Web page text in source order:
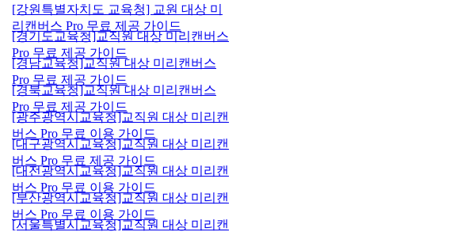
[강원특별자치도 교육청] 교원 대상 미
리캔버스 Pro 무료 제공 가이드
[경기도교육청]교직원 대상 미리캔버스
Pro 무료 제공 가이드
[경남교육청]교직원 대상 미리캔버스
Pro 무료 제공 가이드
[경북교육청]교직원 대상 미리캔버스
Pro 무료 제공 가이드
[광주광역시교육청]교직원 대상 미리캔
버스 Pro 무료 이용 가이드
[대구광역시교육청]교직원 대상 미리캔
버스 Pro 무료 제공 가이드
[대전광역시교육청]교직원 대상 미리캔
버스 Pro 무료 이용 가이드
[부산광역시교육청]교직원 대상 미리캔
버스 Pro 무료 이용 가이드
[서울특별시교육청]교직원 대상 미리캔